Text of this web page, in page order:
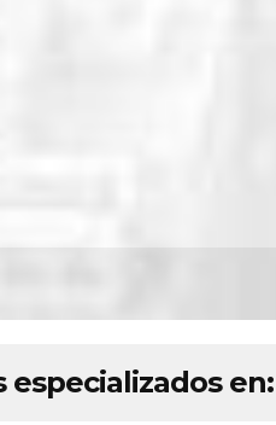
especializados en: